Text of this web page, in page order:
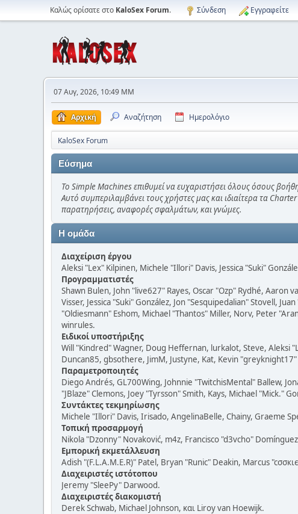
Καλώς ορίσατε στο KaloSex Forum. Σύνδεση Εγγραφείτε
07 Αυγ, 2026, 10:49 ΜΜ
Αρχική Αναζήτηση Ημερολόγιο
KaloSex Forum
Εύσημα
Το Simple Machines επιθυμεί να ευχαριστήσει όλους όσους
Αυτό συμπεριλαμβάνει τους χρήστες μας και ιδιαίτερα τα
παρατηρήσεις, αναφορές σφαλμάτων, και γνώμες.
Η ομάδα
Διαχείριση έργου
Aleksi "Lex" Kilpinen, Michele "Illori" Davis, Jessica "Suki"
Προγραμματιστές
Shawn Bulen, John "live627" Rayes, Oscar "Ozp" Rydhé,
Visser, Jessica "Suki" González, Jon "Sesquipedalian" Stovell,
"Oldiesmann" Eshom, Michael "Thantos" Miller, Norv, Peter
winrules.
Ειδικοί υποστήριξης
Will "Kindred" Wagner, Doug Heffernan, lurkalot, Steve, Aleksi
Duncan85, gbsothere, JimM, Justyne, Kat, Kevin
Παραμετροποιητές
Diego Andrés, GL700Wing, Johnnie "TwitchisMental" Ballew,
"JBlaze" Clemons, Joey "Tyrsson" Smith, Kays, Michael "Mick."
Συντάκτες τεκμηρίωσης
Michele "Illori" Davis, Irisado, AngelinaBelle, Chainy, Graeme
Τοπική προσαρμογή
Nikola "Dzonny" Novaković, m4z, Francisco "d3vcho"
Εμπορική εκμετάλλευση
Adish "(F.L.A.M.E.R)" Patel, Bryan "Runic" Deakin, Marcus
Διαχειριστές ιστότοπου
Jeremy "SleePy" Darwood.
Διαχειριστές διακομιστή
Derek Schwab, Michael Johnson, και Liroy van Hoewijk.